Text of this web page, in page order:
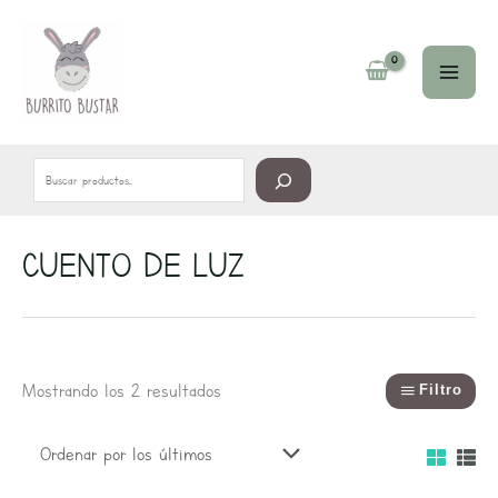
contenido
CUENTO DE LUZ
Mostrando los 2 resultados
Ordenado
por
últimos
Filtro